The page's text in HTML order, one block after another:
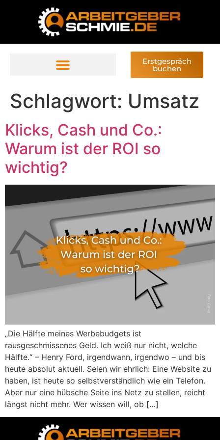
Erstgespräch
buchen
Schlagwort: Umsatz
Klicks, Cash und Co.:
Warum ist der ROI so
wichtig?
„Die Hälfte meines Werbebudgets ist
rausgeschmissenes Geld. Ich weiß nur nicht, welche
Hälfte.“ – Henry Ford, irgendwann, irgendwo – und bis
heute absolut aktuell. Seien wir ehrlich: Eine Website zu
haben, ist heute so selbstverständlich wie ein Telefon.
Aber nur eine hübsche Seite ins Netz zu stellen, reicht
längst nicht mehr. Wer wissen will, ob […]